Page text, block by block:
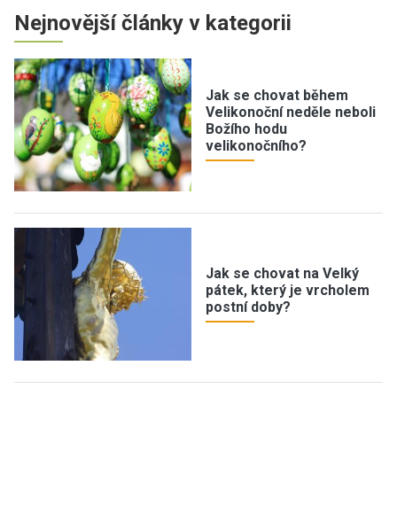
Nejnovější články v kategorii
Jak se chovat během
Velikonoční neděle neboli
Božího hodu
velikonočního?
Jak se chovat na Velký
pátek, který je vrcholem
postní doby?